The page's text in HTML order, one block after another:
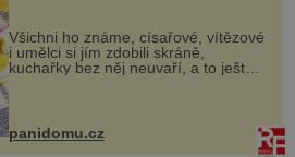
Všichni ho známe, císařové, vítězové
i umělci si jím zdobili skráně,
kuchařky bez něj neuvaří, a to ještě
nevíte, že bobkový list může výrazně
zmírnit některé naše neduhy.
Obsahuje v malém množství ně...
panidomu.cz